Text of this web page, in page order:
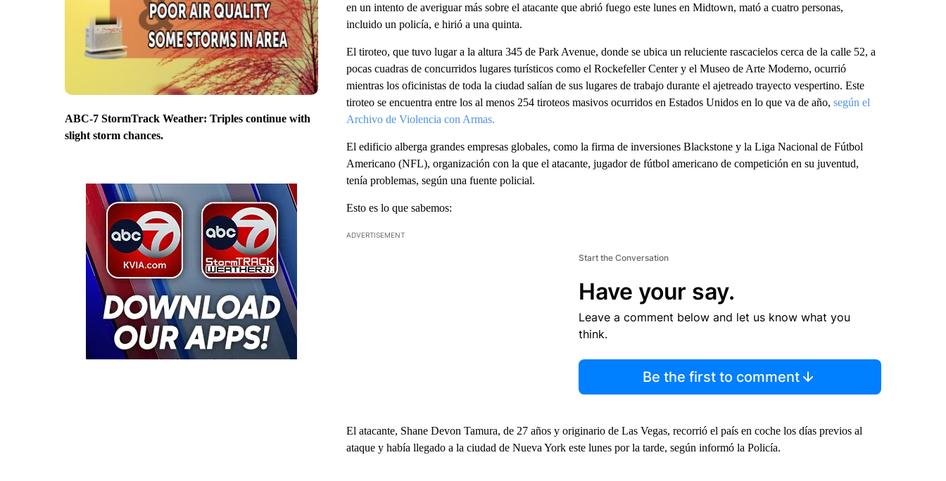
ABC-7 StormTrack Weather: Triples continue with
slight storm chances.
en un intento de averiguar más sobre el atacante que abrió fuego este lunes en Midtown, mató a cuatro personas,
incluido un policía, e hirió a una quinta.
El tiroteo, que tuvo lugar a la altura 345 de Park Avenue, donde se ubica un reluciente rascacielos cerca de la calle 52, a
pocas cuadras de concurridos lugares turísticos como el Rockefeller Center y el Museo de Arte Moderno, ocurrió
mientras los oficinistas de toda la ciudad salían de sus lugares de trabajo durante el ajetreado trayecto vespertino. Este
tiroteo se encuentra entre los al menos 254 tiroteos masivos ocurridos en Estados Unidos en lo que va de año, según el
Archivo de Violencia con Armas.
El edificio alberga grandes empresas globales, como la firma de inversiones Blackstone y la Liga Nacional de Fútbol
Americano (NFL), organización con la que el atacante, jugador de fútbol americano de competición en su juventud,
tenía problemas, según una fuente policial.
Esto es lo que sabemos:
ADVERTISEMENT
Start the Conversation
Have your say.
Leave a comment below and let us know what you
think.
Be the first to comment
El atacante, Shane Devon Tamura, de 27 años y originario de Las Vegas, recorrió el país en coche los días previos al
ataque y había llegado a la ciudad de Nueva York este lunes por la tarde, según informó la Policía.